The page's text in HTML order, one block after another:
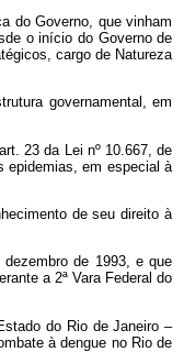
do Governo, que vinham
o início do Governo de
cargo de Natureza
governamental, em
23 da Lei nº 10.667, de
epidemias, em especial à
de seu direito à
de 1993, e que
a 2ª Vara Federal do
do Rio de Janeiro –
à dengue no Rio de